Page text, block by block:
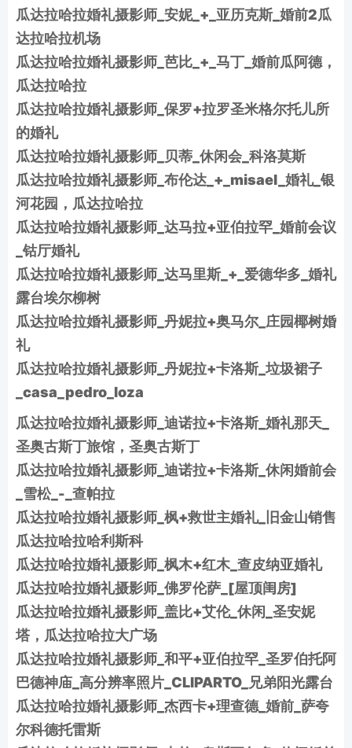
瓜达拉哈拉婚礼摄影师_安妮_+_亚历克斯_婚前2瓜
达拉哈拉机场
瓜达拉哈拉婚礼摄影师_芭比_+_马丁_婚前瓜阿德，
瓜达拉哈拉
瓜达拉哈拉婚礼摄影师_保罗+拉罗圣米格尔托儿所
的婚礼
瓜达拉哈拉婚礼摄影师_贝蒂_休闲会_科洛莫斯
瓜达拉哈拉婚礼摄影师_布伦达_+_misael_婚礼_银
河花园，瓜达拉哈拉
瓜达拉哈拉婚礼摄影师_达马拉+亚伯拉罕_婚前会议
_钴厅婚礼
瓜达拉哈拉婚礼摄影师_达马里斯_+_爱德华多_婚礼
露台埃尔柳树
瓜达拉哈拉婚礼摄影师_丹妮拉+奥马尔_庄园椰树婚
礼
瓜达拉哈拉婚礼摄影师_丹妮拉+卡洛斯_垃圾裙子
_casa_pedro_loza
瓜达拉哈拉婚礼摄影师_迪诺拉+卡洛斯_婚礼那天_
圣奥古斯丁旅馆，圣奥古斯丁
瓜达拉哈拉婚礼摄影师_迪诺拉+卡洛斯_休闲婚前会
_雪松_-_查帕拉
瓜达拉哈拉婚礼摄影师_枫+救世主婚礼_旧金山销售
瓜达拉哈拉哈利斯科
瓜达拉哈拉婚礼摄影师_枫木+红木_查皮纳亚婚礼
瓜达拉哈拉婚礼摄影师_佛罗伦萨_[屋顶闺房]
瓜达拉哈拉婚礼摄影师_盖比+艾伦_休闲_圣安妮
塔，瓜达拉哈拉大广场
瓜达拉哈拉婚礼摄影师_和平+亚伯拉罕_圣罗伯托阿
巴德神庙_高分辨率照片_CLIPARTO_兄弟阳光露台
瓜达拉哈拉婚礼摄影师_杰西卡+理查德_婚前_萨夸
尔科德托雷斯